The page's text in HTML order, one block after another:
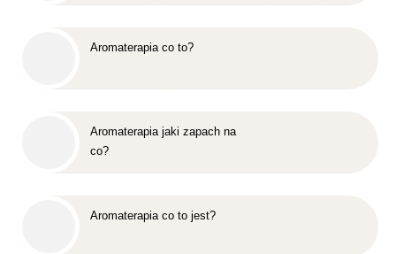
Aromaterapia co to?
Aromaterapia jaki zapach na
co?
Aromaterapia co to jest?